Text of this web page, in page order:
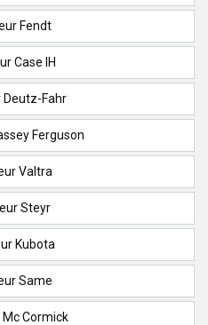
Fendt
Case IH
Deutz-Fahr
Ferguson
Valtra
Steyr
Kubota
Same
Cormick